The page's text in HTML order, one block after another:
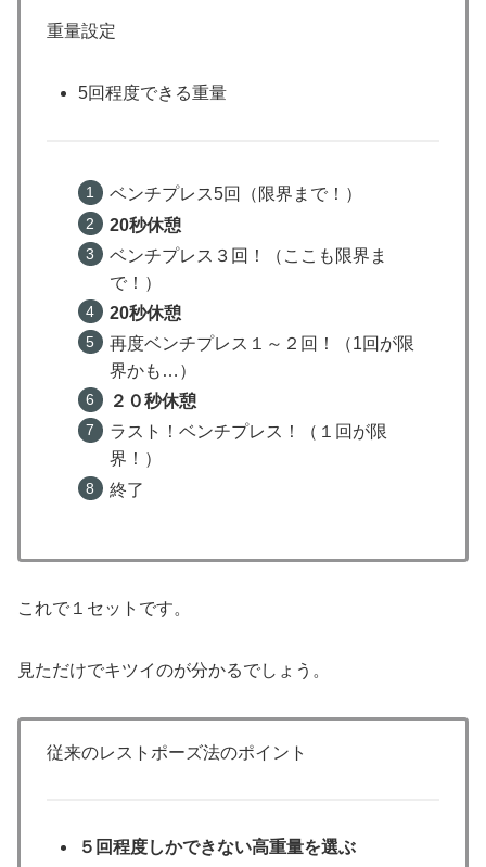
重量設定
5回程度できる重量
ベンチプレス5回（限界まで！）
20秒休憩
ベンチプレス３回！（ここも限界ま
で！）
20秒休憩
再度ベンチプレス１～２回！（1回が限
界かも…）
２０秒休憩
ラスト！ベンチプレス！（１回が限
界！）
終了
これで１セットです。
見ただけでキツイのが分かるでしょう。
従来のレストポーズ法のポイント
５回程度しかできない高重量を選ぶ